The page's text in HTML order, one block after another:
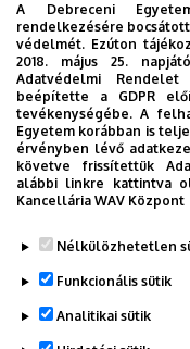
A Debreceni
rendelkezésére
védelmét. Ezúton
2018. május 25.
Adatvédelmi
beépítette a GDPR
tevékenységébe. A
Egyetem korábban is
érvényben lévő
követve frissítettük
alábbi linkre kattintva
Kancellária WAV Központ
Nélkülözhetetlen
Funkcionális sütik
Analitikai sütik
Szervezetek
Nincs találat.
Dolgozói
DE